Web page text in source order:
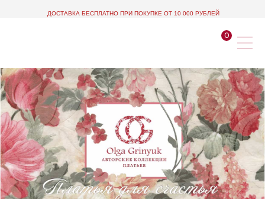
ДОСТАВКА БЕСПЛАТНО ПРИ ПОКУПКЕ ОТ 10 000 РУБЛЕЙ
0